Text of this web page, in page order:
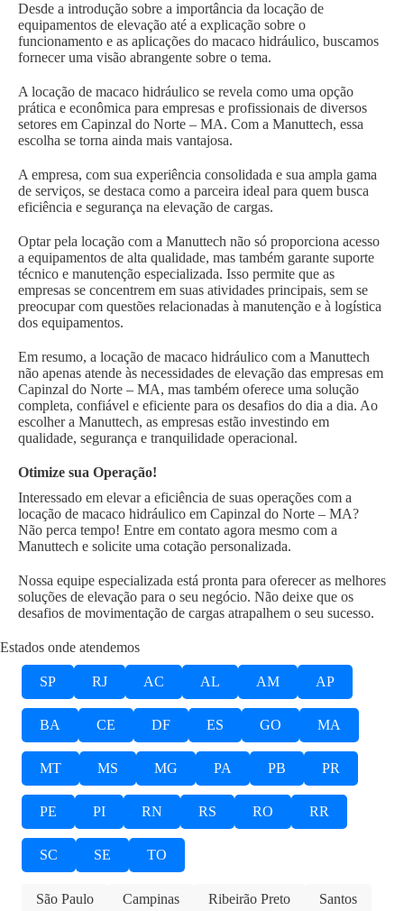
Desde a introdução sobre a importância da locação de
equipamentos de elevação até a explicação sobre o
funcionamento e as aplicações do macaco hidráulico, buscamos
fornecer uma visão abrangente sobre o tema.
A locação de macaco hidráulico se revela como uma opção
prática e econômica para empresas e profissionais de diversos
setores em Capinzal do Norte – MA. Com a Manuttech, essa
escolha se torna ainda mais vantajosa.
A empresa, com sua experiência consolidada e sua ampla gama
de serviços, se destaca como a parceira ideal para quem busca
eficiência e segurança na elevação de cargas.
Optar pela locação com a Manuttech não só proporciona acesso
a equipamentos de alta qualidade, mas também garante suporte
técnico e manutenção especializada. Isso permite que as
empresas se concentrem em suas atividades principais, sem se
preocupar com questões relacionadas à manutenção e à logística
dos equipamentos.
Em resumo, a locação de macaco hidráulico com a Manuttech
não apenas atende às necessidades de elevação das empresas em
Capinzal do Norte – MA, mas também oferece uma solução
completa, confiável e eficiente para os desafios do dia a dia. Ao
escolher a Manuttech, as empresas estão investindo em
qualidade, segurança e tranquilidade operacional.
Otimize sua Operação!
Interessado em elevar a eficiência de suas operações com a
locação de macaco hidráulico em Capinzal do Norte – MA?
Não perca tempo! Entre em contato agora mesmo com a
Manuttech e solicite uma cotação personalizada.
Nossa equipe especializada está pronta para oferecer as melhores
soluções de elevação para o seu negócio. Não deixe que os
desafios de movimentação de cargas atrapalhem o seu sucesso.
Estados onde atendemos
SP RJ AC AL AM AP
BA CE DF ES GO MA
MT MS MG PA PB PR
PE PI RN RS RO RR
SC SE TO
São Paulo Campinas Ribeirão Preto
Santos